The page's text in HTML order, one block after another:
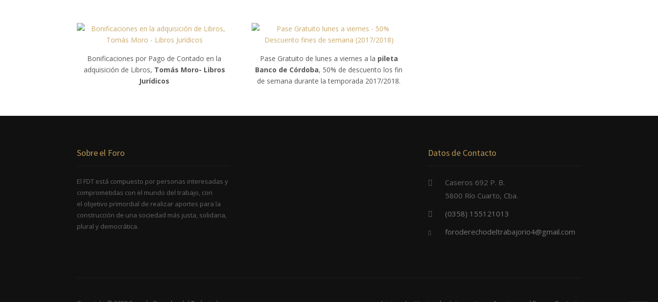
Bonificaciones por Pago de Contado en la
adquisición de Libros, Tomás Moro- Libros
Jurídicos
Pase Gratuito de lunes a viernes a la pileta
Banco de Córdoba, 50% de descuento los fin
de semana durante la temporada 2017/2018.
Sobre el Foro
El FDT está compuesto por personas interesadas y
comprometidas con el mundo del trabajo, con
el objetivo primordial de realizar aportes para la
construcción de una sociedad más justa, solidaria,
plural y democrática.
Datos de Contacto
Caseros 692 P. B.
5800 Río Cuarto, Cba.
(0358) 155121013
foroderechodeltrabajorio4@gmail.com